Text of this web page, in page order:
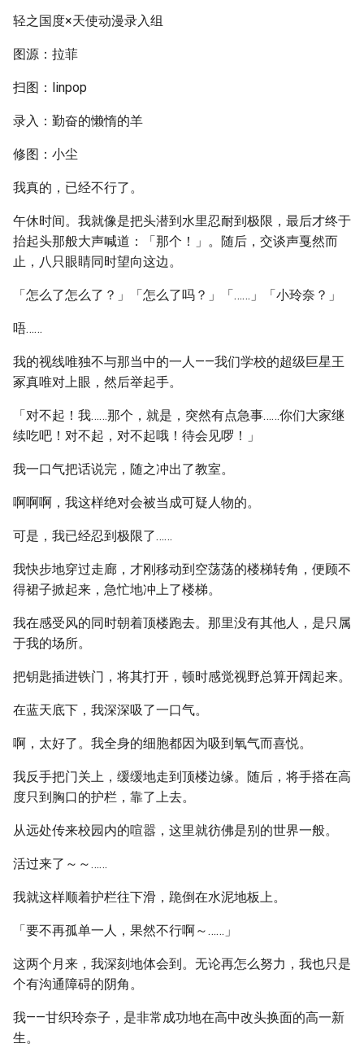
轻之国度×天使动漫录入组
图源：拉菲
扫图：linpop
录入：勤奋的懒惰的羊
修图：小尘
我真的，已经不行了。
午休时间。我就像是把头潜到水里忍耐到极限，最后才终于
抬起头那般大声喊道：「那个！」。随后，交谈声戛然而
止，八只眼睛同时望向这边。
「怎么了怎么了？」「怎么了吗？」「……」「小玲奈？」
唔……
我的视线唯独不与那当中的一人——我们学校的超级巨星王
冢真唯对上眼，然后举起手。
「对不起！我……那个，就是，突然有点急事……你们大家继
续吃吧！对不起，对不起哦！待会见啰！」
我一口气把话说完，随之冲出了教室。
啊啊啊，我这样绝对会被当成可疑人物的。
可是，我已经忍到极限了……
我快步地穿过走廊，才刚移动到空荡荡的楼梯转角，便顾不
得裙子掀起来，急忙地冲上了楼梯。
我在感受风的同时朝着顶楼跑去。那里没有其他人，是只属
于我的场所。
把钥匙插进铁门，将其打开，顿时感觉视野总算开阔起来。
在蓝天底下，我深深吸了一口气。
啊，太好了。我全身的细胞都因为吸到氧气而喜悦。
我反手把门关上，缓缓地走到顶楼边缘。随后，将手搭在高
度只到胸口的护栏，靠了上去。
从远处传来校园内的喧嚣，这里就彷佛是别的世界一般。
活过来了～～……
我就这样顺着护栏往下滑，跪倒在水泥地板上。
「要不再孤单一人，果然不行啊～……」
这两个月来，我深刻地体会到。无论再怎么努力，我也只是
个有沟通障碍的阴角。
我——甘织玲奈子，是非常成功地在高中改头换面的高一新
生。